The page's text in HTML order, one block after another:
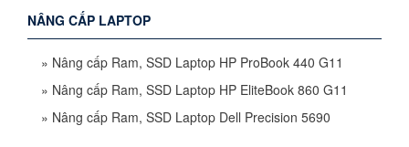
NÂNG CẤP LAPTOP
» Nâng cấp Ram, SSD Laptop HP ProBook 440 G11
» Nâng cấp Ram, SSD Laptop HP EliteBook 860 G11
» Nâng cấp Ram, SSD Laptop Dell Precision 5690